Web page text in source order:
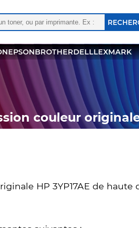
complétion sont disponibles,
EPSONBROTHERDELLLEXMARK
couleur originale
HP 3YP17AE de haute